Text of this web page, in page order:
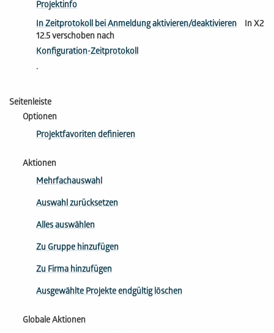
Projektinfo
In Zeitprotokoll bei Anmeldung aktivieren/deaktivieren
In X2
12.5 verschoben nach
Konfiguration-Zeitprotokoll
.
Seitenleiste
Optionen
Projektfavoriten definieren
Aktionen
Mehrfachauswahl
Auswahl zurücksetzen
Alles auswählen
Zu Gruppe hinzufügen
Zu Firma hinzufügen
Ausgewählte Projekte endgültig löschen
Globale Aktionen